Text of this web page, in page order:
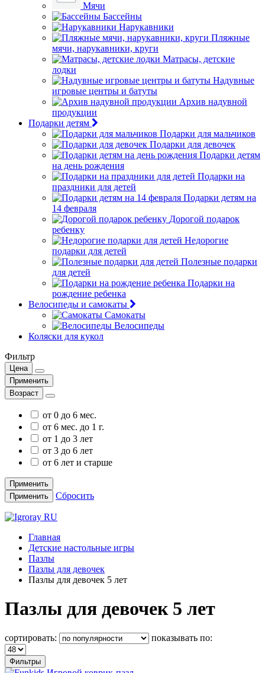
Мячи
Бассейны
Нарукавники
Пляжные
мячи, нарукавники, круги
Матрасы, детские
лодки
Надувные
игровые центры и батуты
Архив надувной
продукции
Подарки детям
Подарки для мальчиков
Подарки для девочек
Подарки детям
на день рождения
Подарки на
праздники для детей
Подарки детям на
14 февраля
Дорогой подарок
ребенку
Недорогие
подарки для детей
Полезные подарки
для детей
Подарки на
рождение ребенка
Велосипеды и самокаты
Самокаты
Велосипеды
Коляски для кукол
Фильтр
Цена
Применить
Возраст
от 0 до 6 мес.
от 6 мес. до 1 г.
от 1 до 3 лет
от 3 до 6 лет
от 6 лет и старше
Применить
Применить
Сбросить
Главная
Детские настольные игры
Пазлы
Пазлы для девочек
Пазлы для девочек 5 лет
Пазлы для девочек 5 лет
сортировать: показывать по:
Фильтры